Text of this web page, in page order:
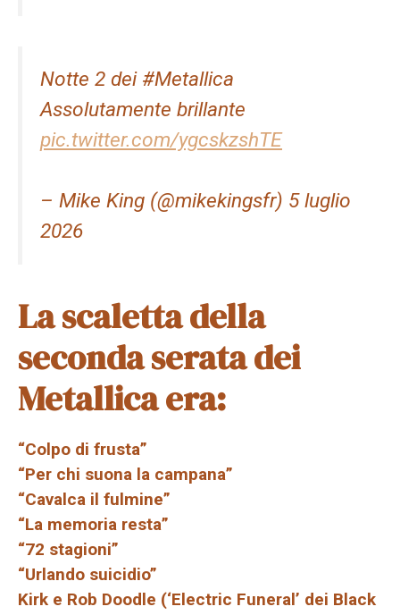
Notte 2 dei #Metallica
Assolutamente brillante
pic.twitter.com/ygcskzshTE
– Mike King (@mikekingsfr) 5 luglio
2026
La scaletta della
seconda serata dei
Metallica era:
“Colpo di frusta”
“Per chi suona la campana”
“Cavalca il fulmine”
“La memoria resta”
“72 stagioni”
“Urlando suicidio”
Kirk e Rob Doodle (‘Electric Funeral’ dei Black